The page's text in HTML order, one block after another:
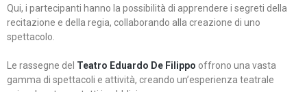
Qui, i partecipanti hanno la possibilità di apprendere i segreti della
recitazione e della regia, collaborando alla creazione di uno
spettacolo.
Le rassegne del Teatro Eduardo De Filippo offrono una vasta
gamma di spettacoli e attività, creando un’esperienza teatrale